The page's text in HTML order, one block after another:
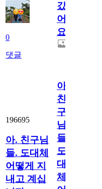
0
댓글
갔
어
요.
196695
아. 친구님
들. 도대체
어떻게 지
내고 계십
아.
친
구
님
들.
도
대
체